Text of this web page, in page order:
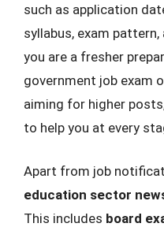
such as application
syllabus, exam
you are a fresher
government job exam
aiming for higher
to help you at every
Apart from job
education sector
This includes board